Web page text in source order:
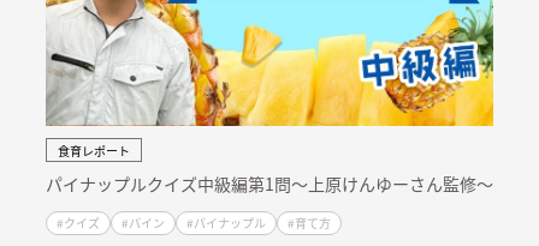
食育レポート
パイナップルクイズ中級編第1問〜上原けんゆーさん監修〜
#クイズ #パイン #パイナップル
#育て方